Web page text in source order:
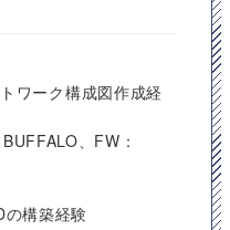
ワーク構成図作成経
、FW：
の構築経験